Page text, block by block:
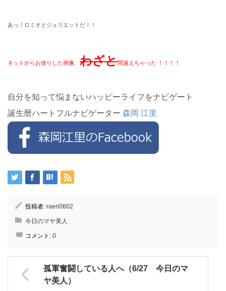
あっ！ロミオとジュリエットだ！！
ネットからお借りした画像、 わざと間違えちゃった ！！！！
自分を知って悩まないハッピーライフをナビゲート
誕生暦ハートフルナビゲーター 森岡 江里
投稿者: raeri0602
今日のマヤ美人
コメント: 0
孤軍奮闘している人へ（6/27 今日のマ
ヤ美人）